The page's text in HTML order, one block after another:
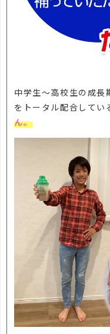
中学生～高校生の成長
をトータル配合してい
ん。